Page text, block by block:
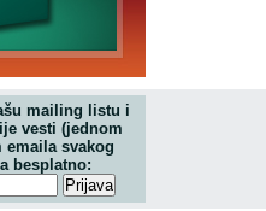
mailing listu i
vesti (jednom
emaila svakog
besplatno: